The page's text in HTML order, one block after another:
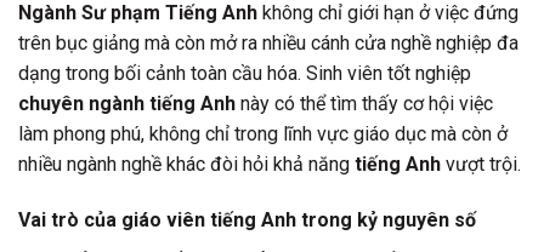
Ngành Sư phạm Tiếng Anh không chỉ giới hạn ở việc đứng
trên bục giảng mà còn mở ra nhiều cánh cửa nghề nghiệp đa
dạng trong bối cảnh toàn cầu hóa. Sinh viên tốt nghiệp
chuyên ngành tiếng Anh này có thể tìm thấy cơ hội việc
làm phong phú, không chỉ trong lĩnh vực giáo dục mà còn ở
nhiều ngành nghề khác đòi hỏi khả năng tiếng Anh vượt trội.
Vai trò của giáo viên tiếng Anh trong kỷ nguyên số